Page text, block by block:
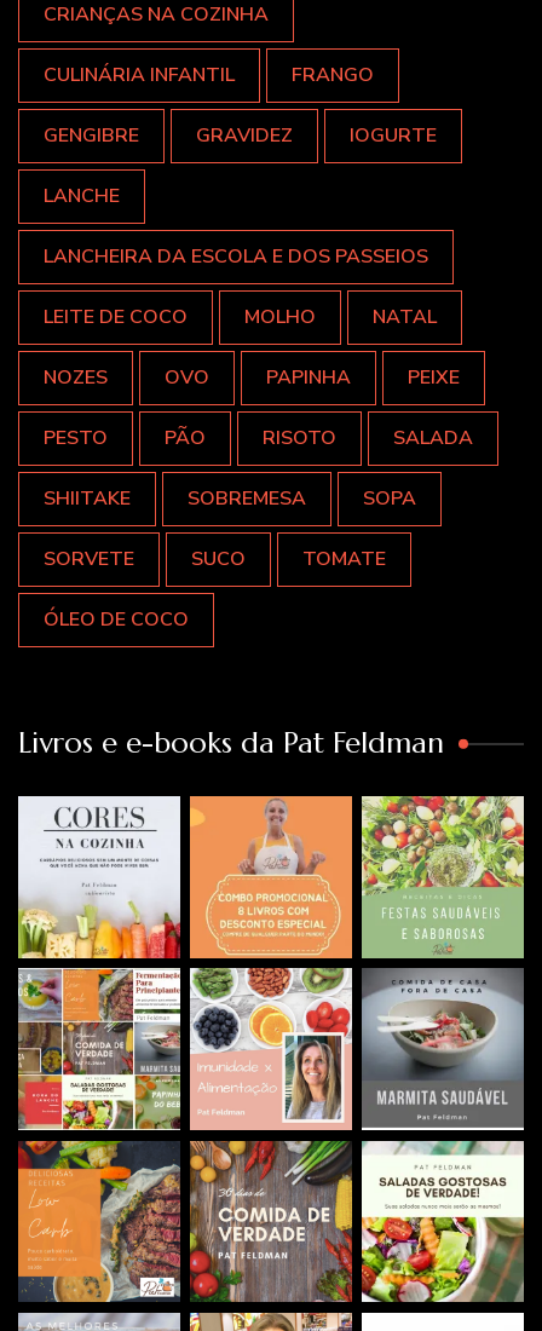
CRIANÇAS NA COZINHA
CULINÁRIA INFANTIL FRANGO
GENGIBRE GRAVIDEZ IOGURTE
LANCHE
LANCHEIRA DA ESCOLA E DOS PASSEIOS
LEITE DE COCO MOLHO NATAL
NOZES OVO PAPINHA PEIXE
PESTO PÃO RISOTO SALADA
SHIITAKE SOBREMESA SOPA
SORVETE SUCO TOMATE
ÓLEO DE COCO
Livros e e-books da Pat Feldman